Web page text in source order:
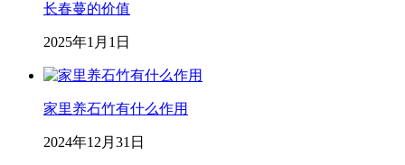
长春蔓的价值
2025年1月1日
家里养石竹有什么作用
2024年12月31日